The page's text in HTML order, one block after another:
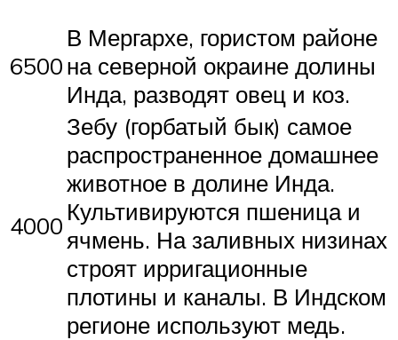
6500
В Мергархе, гористом районе
на северной окраине долины
Инда, разводят овец и коз.
4000
Зебу (горбатый бык) самое
распространенное домашнее
животное в долине Инда.
Культивируются пшеница и
ячмень. На заливных низинах
строят ирригационные
плотины и каналы. В Индском
регионе используют медь.